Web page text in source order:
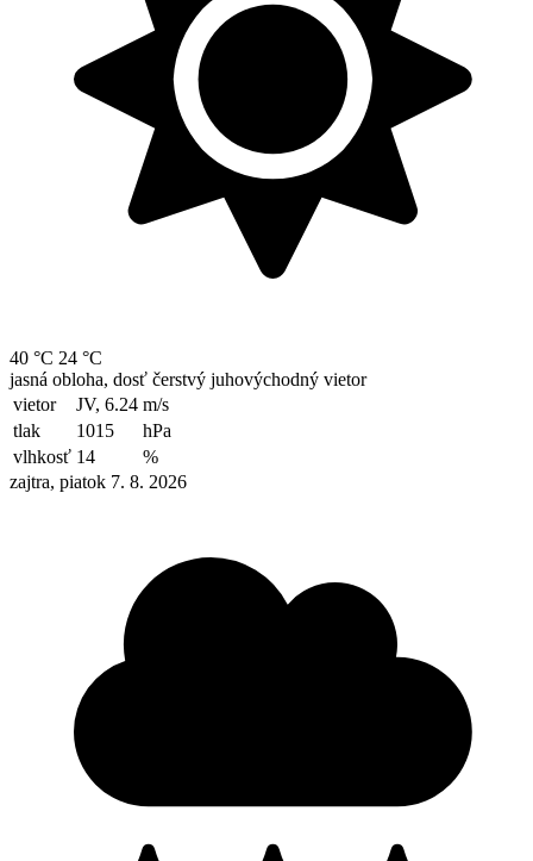
40 °C 24 °C
jasná obloha, dosť čerstvý juhovýchodný vietor
vietor
JV, 6.24 m/s
tlak
1015
hPa
vlhkosť 14
%
zajtra, piatok 7. 8. 2026